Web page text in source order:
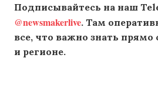
Подписывайтесь на наш
@newsmakerlive. Там
все, что важно знать
и регионе.